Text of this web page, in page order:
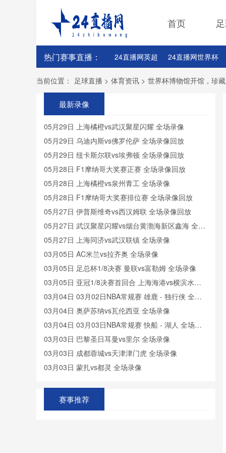
首页
热门赛事直播： 24直播网英超 24直播网世界杯
24直播网意甲 24直播网法甲
当前位置： 足球直播 > 体育资讯 > 世界杯博物馆开馆，珍
最新录像
05月29日 上海橘橙vs武汉聚星闪耀 全场录像
05月29日 乌迪内斯vs佛罗伦萨 全场录像回放
05月29日 纽卡斯尔联vs埃弗顿 全场录像回放
05月28日 F1摩纳哥大奖赛正赛 全场录像回放
05月28日 上海橘橙vs泉州青工 全场录像
05月28日 F1摩纳哥大奖赛排位赛 全场录像回放
05月27日 伊普斯维奇vs西汉姆联 全场录像回放
05月27日 武汉聚星闪耀vs烟台黄渤海新区鑫海 全场
录像
05月27日 上海同济vs武汉联镇 全场录像
03月05日 AC米兰vs拉齐奥 全场录像
03月05日 足总杯1/8决赛 曼联vs富勒姆 全场录像
03月05日 亚冠1/8决赛首回合 上海海港vs横滨水手
全场录像
03月04日 03月02日NBA常规赛 雄鹿 - 独行侠 全场
录像
03月04日 奥萨苏纳vs瓦伦西亚 全场录像
03月04日 03月03日NBA常规赛 快船 - 湖人 全场录
像
03月03日 巴黎圣日耳曼vs里尔 全场录像
03月03日 成都蓉城vs天津津门虎 全场录像
03月03日 蒙扎vs都灵 全场录像
03月02日 CBA全明星周末单项赛预赛 技巧三分 - 扣
篮大赛 全场录像
03月02日 03月01日NBA常规赛 快船 - 湖人 全场录
赛事推荐